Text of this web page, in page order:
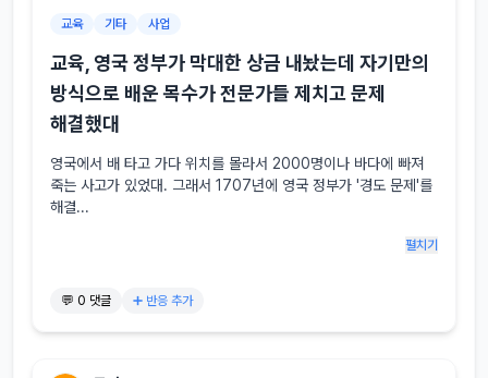
교육 기타 사업
교육, 영국 정부가 막대한 상금 내놨는데 자기만의
방식으로 배운 목수가 전문가들 제치고 문제
해결했대
영국에서 배 타고 가다 위치를 몰라서 2000명이나 바다에 빠져
죽는 사고가 있었대. 그래서 1707년에 영국 정부가 '경도 문제'를
해결...
펼치기
💬 0 댓글 ➕ 반응 추가